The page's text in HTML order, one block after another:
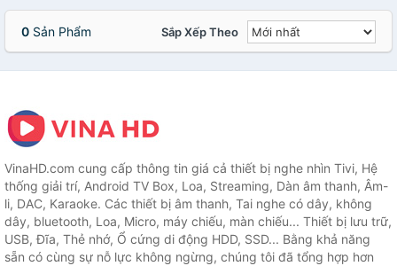
0 Sản Phẩm Sắp Xếp Theo
VinaHD.com cung cấp thông tin giá cả thiết bị nghe nhìn Tivi, Hệ
thống giải trí, Android TV Box, Loa, Streaming, Dàn âm thanh, Âm-
li, DAC, Karaoke. Các thiết bị âm thanh, Tai nghe có dây, không
dây, bluetooth, Loa, Micro, máy chiếu, màn chiếu... Thiết bị lưu trữ,
USB, Đĩa, Thẻ nhớ, Ổ cứng di động HDD, SSD... Bằng khả năng
sẵn có cùng sự nỗ lực không ngừng, chúng tôi đã tổng hợp hơn